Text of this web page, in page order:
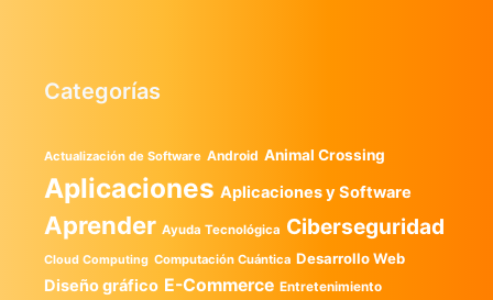
Categorías
Actualización de Software Android Animal Crossing
Aplicaciones Aplicaciones y Software
Aprender Ayuda Tecnológica Ciberseguridad
Cloud Computing Computación Cuántica Desarrollo Web
Diseño gráfico E-Commerce Entretenimiento